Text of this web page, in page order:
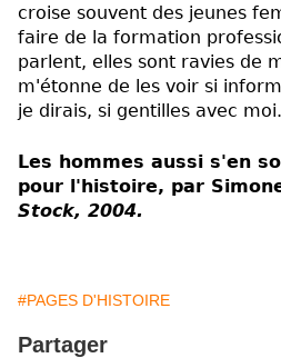
croise souvent des jeunes
faire de la formation
parlent, elles sont ravies de
m'étonne de les voir si
je dirais, si gentilles avec
Les hommes aussi s'en
pour l'histoire, par
Stock, 2004.
#PAGES D'HISTOIRE
Partager